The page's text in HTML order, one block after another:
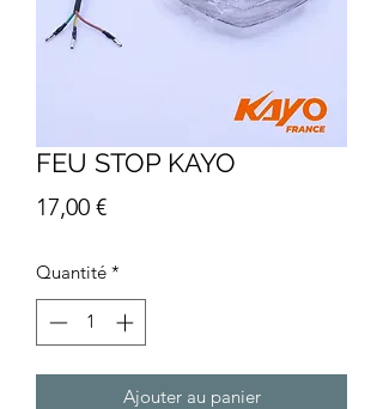
FEU STOP KAYO
17,00 €Prix
Quantité *
Ajouter au panier